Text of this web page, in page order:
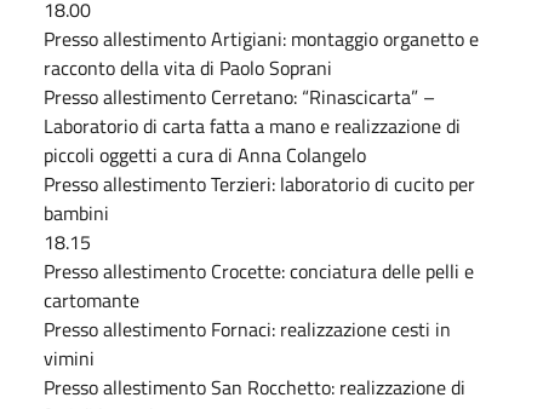
18.00
Presso allestimento Artigiani: montaggio organetto e
racconto della vita di Paolo Soprani
Presso allestimento Cerretano: “Rinascicarta” –
Laboratorio di carta fatta a mano e realizzazione di
piccoli oggetti a cura di Anna Colangelo
Presso allestimento Terzieri: laboratorio di cucito per
bambini
18.15
Presso allestimento Crocette: conciatura delle pelli e
cartomante
Presso allestimento Fornaci: realizzazione cesti in
vimini
Presso allestimento San Rocchetto: realizzazione di